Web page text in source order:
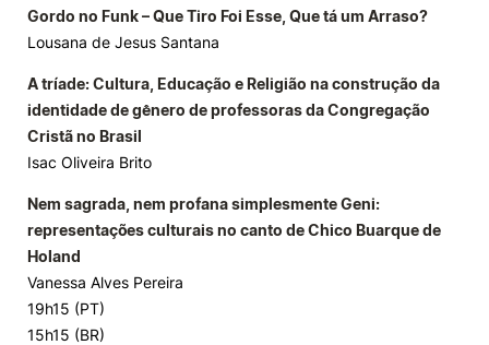
Gordo no Funk – Que Tiro Foi Esse, Que tá um Arraso?
Lousana de Jesus Santana
A tríade: Cultura, Educação e Religião na construção da
identidade de gênero de professoras da Congregação
Cristã no Brasil
Isac Oliveira Brito
Nem sagrada, nem profana simplesmente Geni:
representações culturais no canto de Chico Buarque de
Holand
Vanessa Alves Pereira
19h15 (PT)
15h15 (BR)